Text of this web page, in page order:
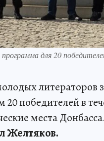
для 20
литераторов
20 победителей в
места
Желтяков.